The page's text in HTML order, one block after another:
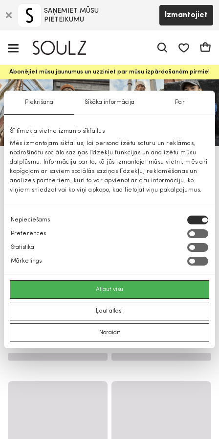
Piekrišana Sīkāka informācija Par
Šī tīmekļa vietne izmanto sīkfailus
Mēs izmantojam sīkfailus, lai personalizētu saturu un reklāmas,
nodrošinātu sociālo saziņas līdzekļu funkcijas un analizētu mūsu
datplūsmu. Informāciju par to, kā jūs izmantojat mūsu vietni, mēs arī
kopīgojam ar saviem sociālās saziņas līdzekļu, reklamēšanas un
analīzes partneriem, kuri to var apvienot ar citu informāciju, ko
viņiem sniedzat vai ko viņi apkopo, kad lietojat viņu pakalpojumus.
Piekrišanas
izvēle
Nepieciešams
Preferences
Statistika
Mārketings
Atļaut visu
Ļaut atlasi
Noraidīt
SAŅEMIET MŪSU
PIETEIKUMU
Izmantojiet
Abonējiet mūsu jaunumus un uzziniet par mūsu izpārdošanām pirmie!
Blend 20221